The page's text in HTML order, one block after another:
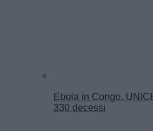
Ebola in Congo,
330 decessi